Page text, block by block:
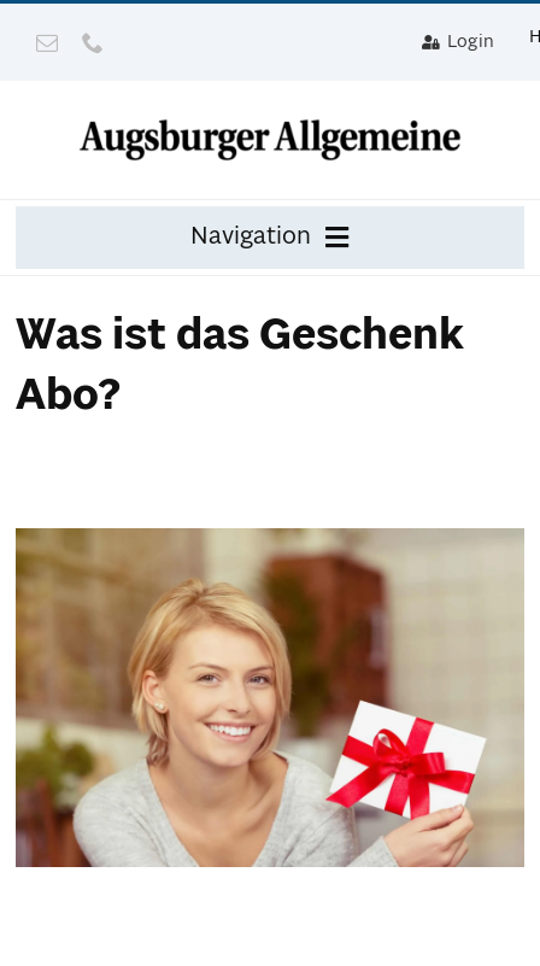
Inhalt
Login
Navigation
Service & Hilfe
Unternehmens-Paket
Mein Konto
Suche
Was ist das Geschenk
Abo?